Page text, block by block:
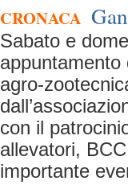
CRONACA
Sabato e
agro-
con il
allevatori,
importante